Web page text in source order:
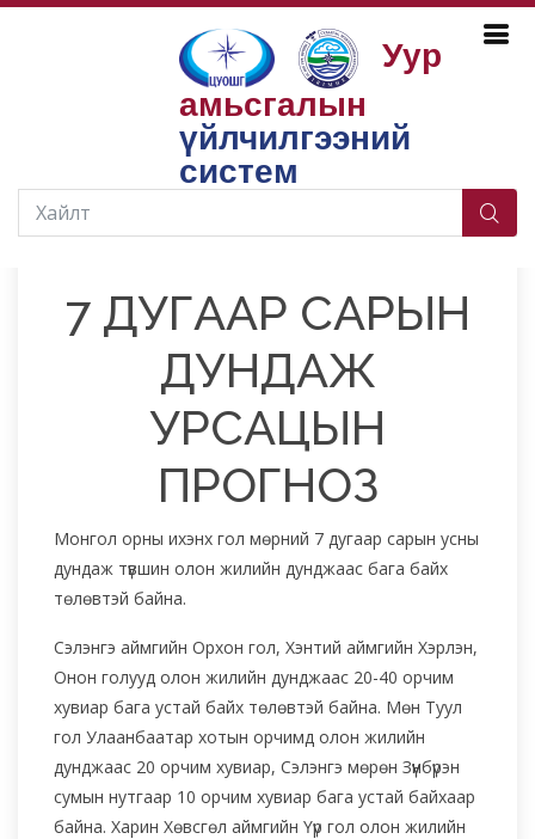
Уур
амьсгалын
үйлчилгээний
систем
Усны нөөц
Сарын урсацын прогноз
7 ДУГААР САРЫН
ДУНДАЖ
УРСАЦЫН
ПРОГНОЗ
Монгол орны ихэнх гол мөрний 7 дугаар сарын усны
дундаж түвшин олон жилийн дунджаас бага байх
төлөвтэй байна.
Сэлэнгэ аймгийн Орхон гол, Хэнтий аймгийн Хэрлэн,
Онон голууд олон жилийн дунджаас 20-40 орчим
хувиар бага устай байх төлөвтэй байна. Мөн Туул
гол Улаанбаатар хотын орчимд олон жилийн
дунджаас 20 орчим хувиар, Сэлэнгэ мөрөн Зүүнбүрэн
сумын нутгаар 10 орчим хувиар бага устай байхаар
байна. Харин Хөвсгөл аймгийн Үүр гол олон жилийн